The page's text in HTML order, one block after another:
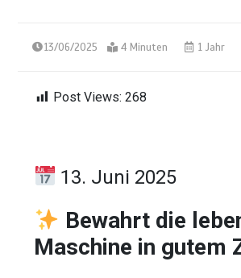
13/06/2025 4 Minuten 1 Jahr
Post Views: 268
13. Juni 2025
Bewahrt die
Maschine in gutem